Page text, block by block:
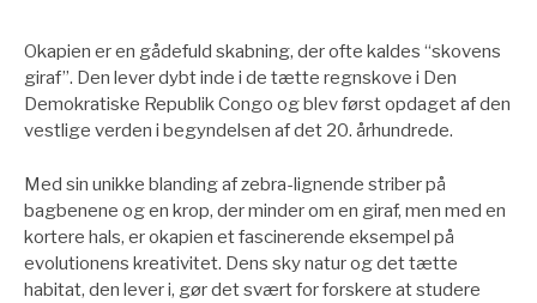
Okapien er en gådefuld skabning, der ofte kaldes “skovens
giraf”. Den lever dybt inde i de tætte regnskove i Den
Demokratiske Republik Congo og blev først opdaget af den
vestlige verden i begyndelsen af det 20. århundrede.
Med sin unikke blanding af zebra-lignende striber på
bagbenene og en krop, der minder om en giraf, men med en
kortere hals, er okapien et fascinerende eksempel på
evolutionens kreativitet. Dens sky natur og det tætte
habitat, den lever i, gør det svært for forskere at studere